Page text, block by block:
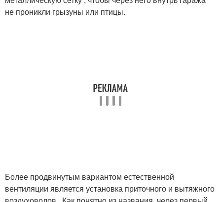
не проникли грызуны или птицы.
Более продвинутым вариантом естественной
вентиляции является установка приточного и вытяжного